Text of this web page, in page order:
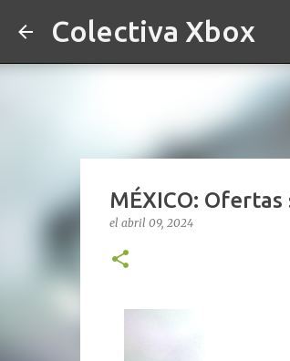
Colectiva Xbox
MÉXICO:
el abril 09, 2024